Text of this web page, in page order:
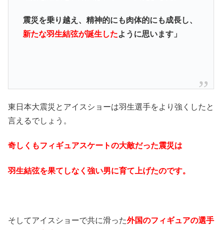
震災を乗り越え、精神的にも肉体的にも成長し、
新たな羽生結弦が誕生したように思います」
東日本大震災とアイスショーは羽生選手をより強くしたと
言えるでしょう。
奇しくもフィギュアスケートの大敵だった震災は
羽生結弦を果てしなく強い男に育て上げたのです。
そしてアイスショーで共に滑った外国のフィギュアの選手